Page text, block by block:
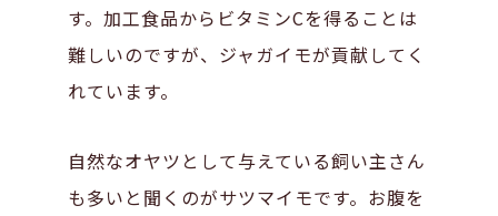
す。加工食品からビタミンCを得ることは
難しいのですが、ジャガイモが貢献してく
れています。
自然なオヤツとして与えている飼い主さん
も多いと聞くのがサツマイモです。お腹を